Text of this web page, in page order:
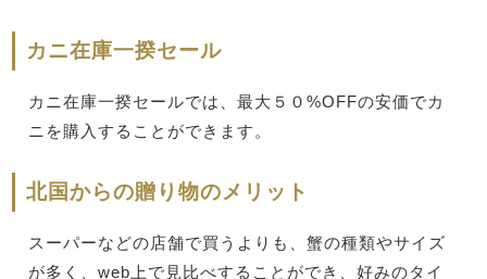
カニ在庫一揆セール
カニ在庫一揆セールでは、最大５０%OFFの安価でカ
ニを購入することができます。
北国からの贈り物のメリット
スーパーなどの店舗で買うよりも、蟹の種類やサイズ
が多く、web上で見比べすることができ、好みのタイ